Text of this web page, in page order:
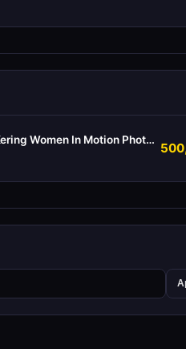
Elisa Si Chaib — Kering Women In Motion Photocall